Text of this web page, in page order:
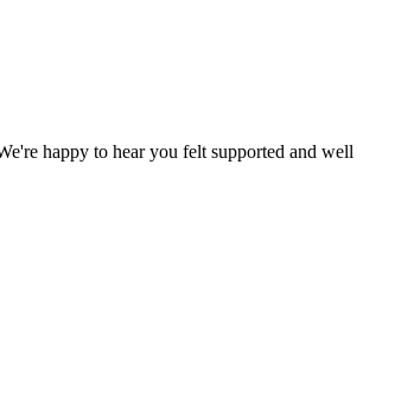
happy to hear you felt supported and well